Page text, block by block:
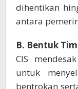
dihentikan
antara
B. Bentuk
CIS
untuk
bentrokan